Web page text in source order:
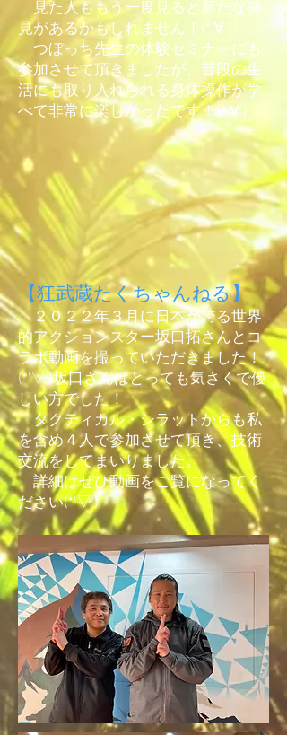
見た人ももう一度見ると新たな発
見があるかもしれません！(*‘∀‘)
​ つぼっち先生の体験セミナーにも
参加させて頂きましたが、普段の生
活にも取り入れられる身体操作が学
べて非常に楽しかったです！(*‘∀‘)
【狂武蔵たくちゃんねる】
２０２２年３月に日本が誇る世界
的アクションスター坂口拓さんとコ
ラボ動画を撮っていただきました！
(*'▽')坂口さんはとっても気さくで優
しい方でした！​
タクティカル・シラットからも私
を含め４人で参加させて頂き、技術
交流をしてまいりました。
​ 詳細はぜひ動画をご覧になってく
ださい(*'▽')